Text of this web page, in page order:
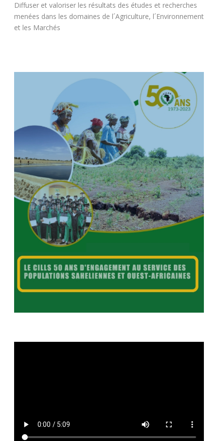
Diffuser et valoriser les résultats des études et recherches
menées dans les domaines de l´Agriculture, l´Environnement
et les Marchés